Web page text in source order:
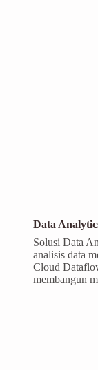
Data
Solusi Data
analisis data
Cloud
membangun